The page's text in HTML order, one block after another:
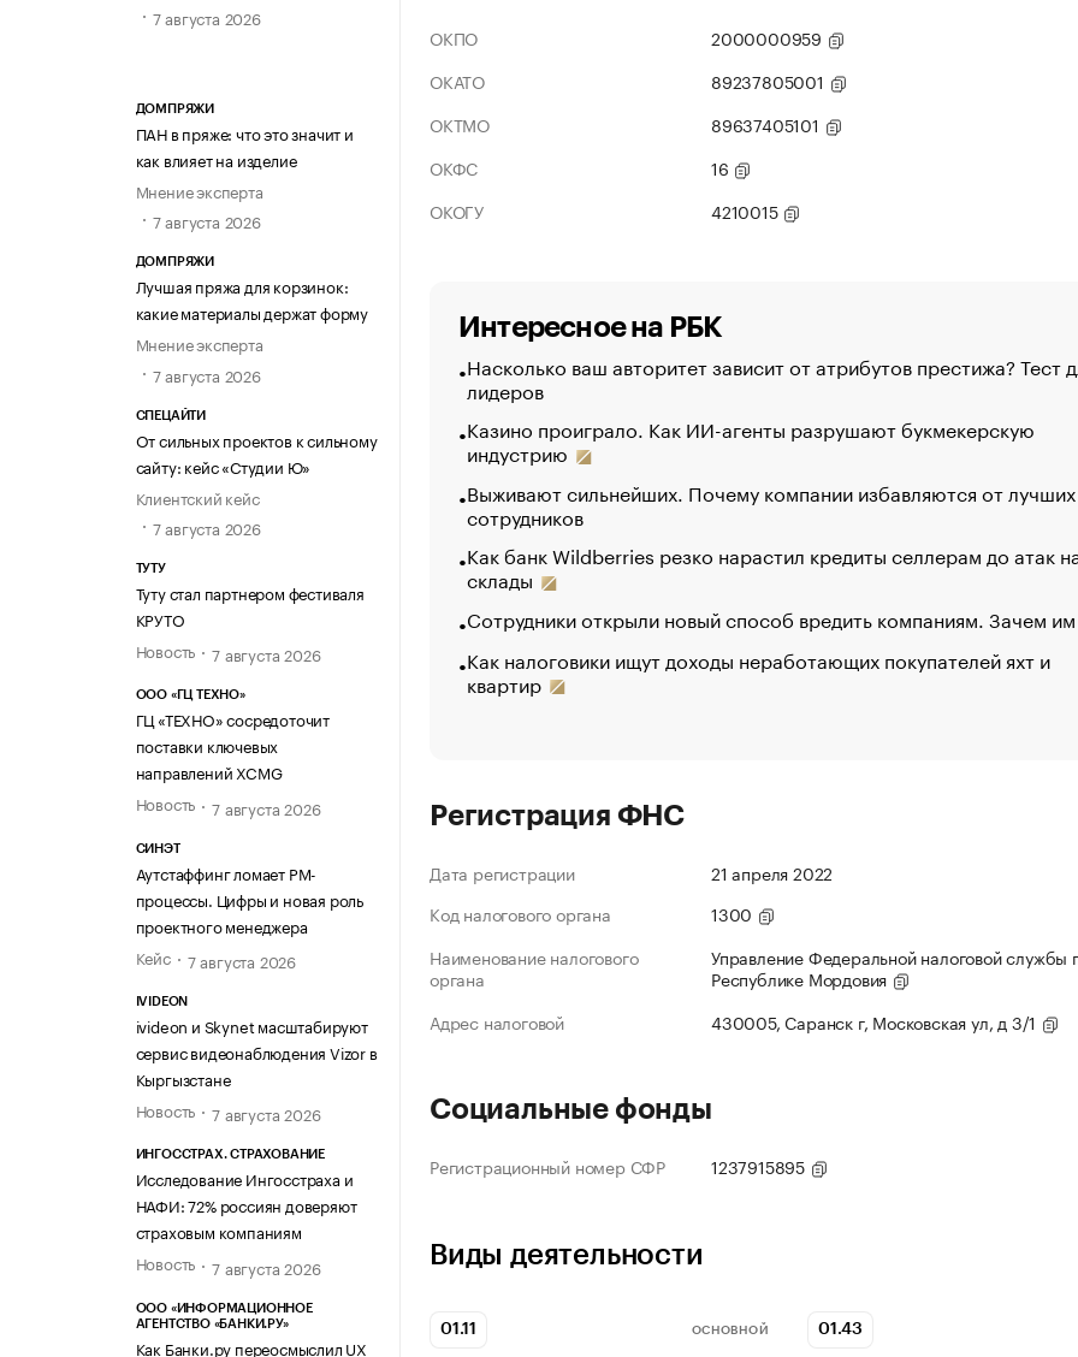
7 августа 2026
ДОМПРЯЖИ
ПАН в пряже: что это значит и
как влияет на изделие
Мнение эксперта
7 августа 2026
ДОМПРЯЖИ
Лучшая пряжа для корзинок:
какие материалы держат форму
Мнение эксперта
7 августа 2026
СПЕЦАЙТИ
От сильных проектов к сильному
сайту: кейс «Студии Ю»
Клиентский кейс
7 августа 2026
ТУТУ
Туту стал партнером фестиваля
КРУТО
Новость
7 августа 2026
ООО «ГЦ ТЕХНО»
ГЦ «ТЕХНО» сосредоточит
поставки ключевых
направлений XCMG
Новость
7 августа 2026
СИНЭТ
Аутстаффинг ломает PM-
процессы. Цифры и новая роль
проектного менеджера
Кейс
7 августа 2026
IVIDEON
ivideon и Skynet масштабируют
сервис видеонаблюдения Vizor в
Кыргызстане
Новость
7 августа 2026
ИНГОССТРАХ. СТРАХОВАНИЕ
Исследование Ингосстраха и
НАФИ: 72% россиян доверяют
страховым компаниям
Новость
7 августа 2026
ООО «ИНФОРМАЦИОННОЕ
АГЕНТСТВО «БАНКИ.РУ»
Как Банки.ру переосмыслил UX
ОКПО
2000000959
ОКАТО
89237805001
ОКТМО
89637405101
ОКФС
16
ОКОГУ
4210015
Интересное на РБК
Насколько ваш авторитет зависит от атрибутов престижа? Тест
лидеров
Казино проиграло. Как ИИ-агенты разрушают букмекерскую
индустрию
Выживают сильнейших. Почему компании избавляются от лучших
сотрудников
Как банк Wildberries резко нарастил кредиты селлерам до атак
склады
Сотрудники открыли новый способ вредить компаниям. Зачем
Как налоговики ищут доходы неработающих покупателей яхт и
квартир
Регистрация ФНС
Дата регистрации
21 апреля 2022
Код налогового органа
1300
Наименование налогового
органа
Управление Федеральной налоговой службы
Республике Мордовия
Адрес налоговой
430005, Саранск г, Московская ул, д 3/1
Социальные фонды
Регистрационный номер СФР 1237915895
Виды деятельности
01.11 ОСНОВНОЙ 01.43